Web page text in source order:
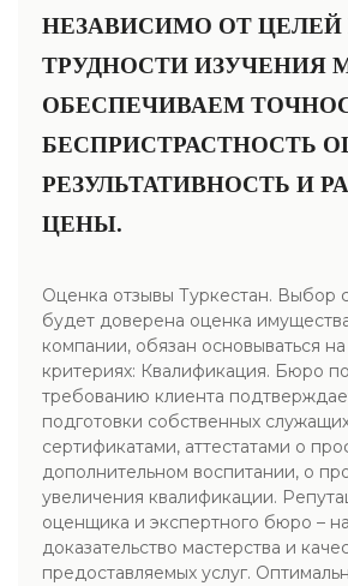
НЕЗАВИСИМО ОТ ЦЕЛЕЙ
ТРУДНОСТИ ИЗУЧЕНИЯ
ОБЕСПЕЧИВАЕМ
БЕСПРИСТРАСТНОСТЬ
РЕЗУЛЬТАТИВНОСТЬ И
ЦЕНЫ.
Оценка отзывы Туркестан. Выбор
будет доверена оценка
компании, обязан основываться на
критериях: Квалификация. Бюро
требованию клиента
подготовки собственных
сертификатами, аттестатами о
дополнительном воспитании, о
увеличения квалификации.
оценщика и экспертного бюро –
доказательство мастерства и
предоставляемых услуг.